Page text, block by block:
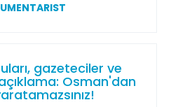
gazeteciler ve
Osman'dan